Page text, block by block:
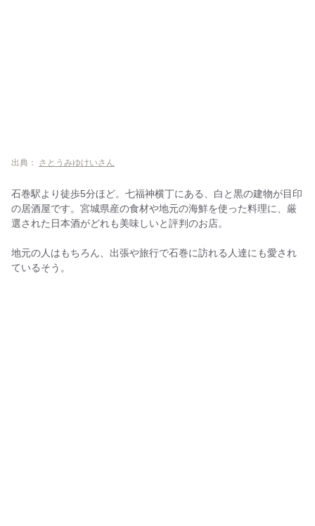
出典： さとうみゆけいさん
石巻駅より徒歩5分ほど。七福神横丁にある、白と黒の建物が目印
の居酒屋です。宮城県産の食材や地元の海鮮を使った料理に、厳
選された日本酒がどれも美味しいと評判のお店。
地元の人はもちろん、出張や旅行で石巻に訪れる人達にも愛され
ているそう。